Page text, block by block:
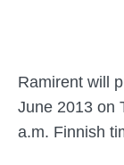
Ramirent will
June 2013 on
a.m. Finnish